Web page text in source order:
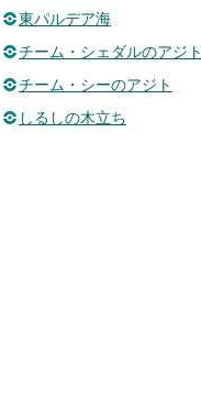
東パルデア海
チーム・シェダルのアジト
チーム・シーのアジト
しるしの木立ち